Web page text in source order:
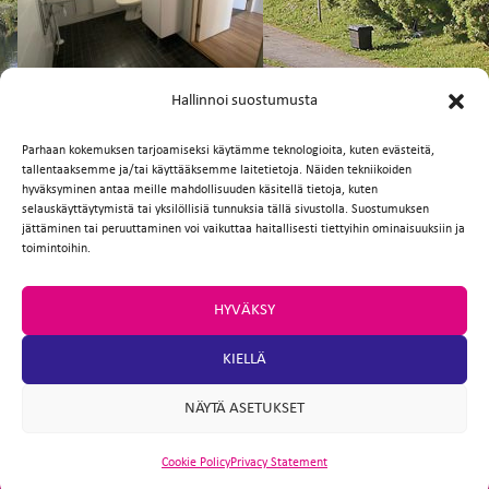
Hallinnoi suostumusta
Parhaan kokemuksen tarjoamiseksi käytämme teknologioita, kuten evästeitä,
tallentaaksemme ja/tai käyttääksemme laitetietoja. Näiden tekniikoiden
hyväksyminen antaa meille mahdollisuuden käsitellä tietoja, kuten
selauskäyttäytymistä tai yksilöllisiä tunnuksia tällä sivustolla. Suostumuksen
jättäminen tai peruuttaminen voi vaikuttaa haitallisesti tiettyihin ominaisuuksiin ja
toimintoihin.
HYVÄKSY
KIELLÄ
NÄYTÄ ASETUKSET
Cookie PolicyPrivacy Statement
Facebook
TwitterEmailWhatsApp